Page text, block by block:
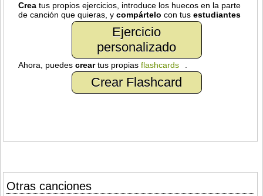
Crea tus propios ejercicios, introduce los huecos en la parte
de canción que quieras, ycompártelo con tusestudiantes
Ejercicio
personalizado
Ahora, puedescreartus propiasflashcards
Crear Flashcard
Otras canciones